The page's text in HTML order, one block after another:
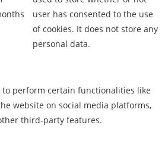
user has consented to the use
of cookies. It does not store any
personal data.
to perform certain functionalities like
website on social media platforms,
third-party features.